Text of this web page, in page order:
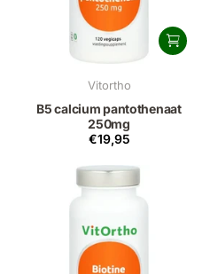
Vitortho
B5 calcium pantothenaat
250mg
€19,95